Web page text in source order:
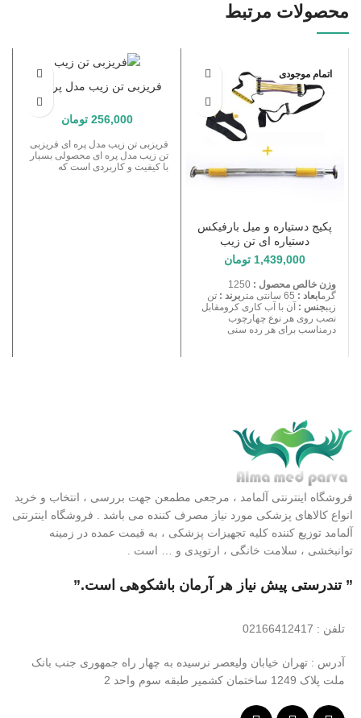
آسان
محصولات مرتبط
اتمام موجودی
پکیج دستیاره و میل بارفیکس
دستیاره ای تن زیب
1,439,000 تومان
وزن خالص محصول : 1250
گرمابعاد : 65 سانتی متر برند : تن
زیبجنس : آن با آب کاری کرومقابل
نصب روی هر نوع چهارچوب
درمناسب برای هر رده سنی
فریزبی تن زیب مدل پره ای
256,000 تومان
فریزبی تن زیب مدل پره ای فریزبی
تن زیب مدل پره ای محصولی بسیار
با کیفیت و کاربردی است که
فروشگاه اینترنتی آلمامد ، مرجعی مطمعن جهت بررسی ، انتخاب و خرید
انواع کالاهای پزشکی مورد نیاز مصرف کننده می باشد . فروشگاه اینترنتی
آلمامد توزیع کننده کلیه تجهیزات پزشکی ، به قیمت عمده در زمینه
توانبخشی ، سلامت خانگی ، ارتوپدی و … است .
” تندرستی پیش نیاز هر آرمان باشکوهی است.”
تلفن : 02166412417
آدرس : تهران خیابان ولیعصر نرسیده به چهار راه جمهوری جنب بانک
ملت پلاک 1249 ساختمان کشمیر طبقه سوم واحد 2